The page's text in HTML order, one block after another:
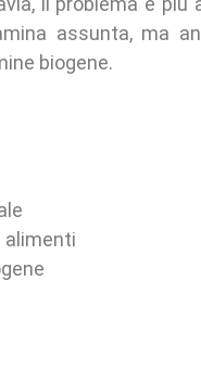
assunta, ma
biogene.
alimenti